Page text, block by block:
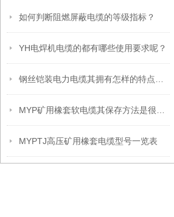
如何判断阻燃屏蔽电缆的等级指标？
YH电焊机电缆的都有哪些使用要求呢？
MYPTJ高压矿用橡套电缆型号一览表